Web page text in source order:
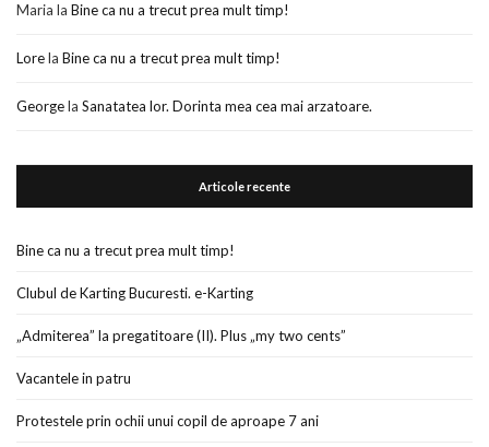
Maria la Bine ca nu a trecut prea mult timp!
Lorela Bine ca nu a trecut prea mult timp!
Georgela Sanatatea lor. Dorinta mea cea mai arzatoare.
Articole recente
Bine ca nu a trecut prea mult timp!
Clubul de Karting Bucuresti. e-Karting
„Admiterea” la pregatitoare (II). Plus „my two cents”
Vacantele in patru
Protestele prin ochii unui copil de aproape 7 ani